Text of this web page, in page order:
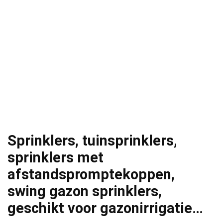
Sprinklers, tuinsprinklers,
sprinklers met
afstandspromptekoppen,
swing gazon sprinklers,
geschikt voor gazonirrigatie…